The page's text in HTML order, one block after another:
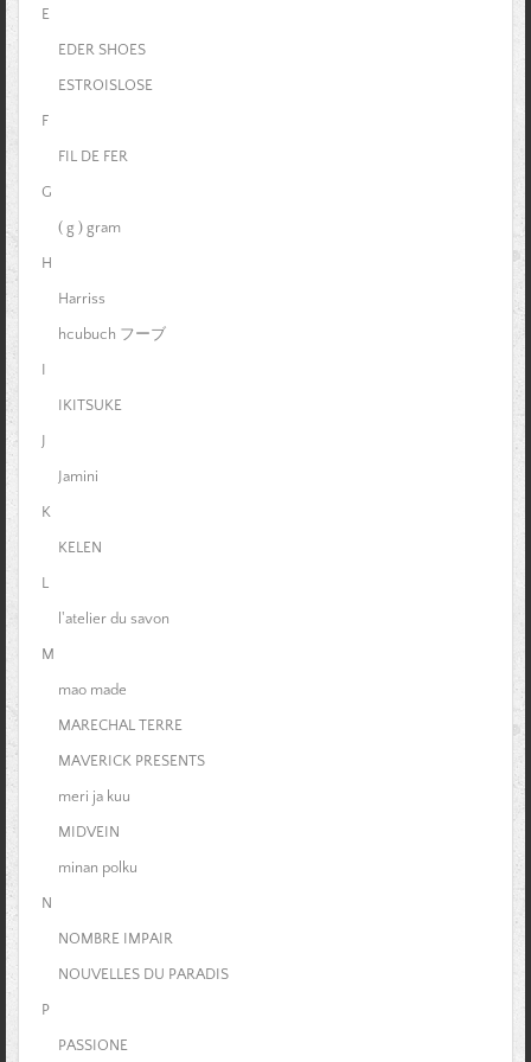
E
EDER SHOES
ESTROISLOSE
F
FIL DE FER
G
( g ) gram
H
Harriss
hcubuch フーブ
IKITSUKE
Jamini
K
KELEN
L
l'atelier du savon
M
mao made
MARECHAL TERRE
MAVERICK PRESENTS
meri ja kuu
MIDVEIN
minan polku
N
NOMBRE IMPAIR
NOUVELLES DU PARADIS
P
PASSIONE